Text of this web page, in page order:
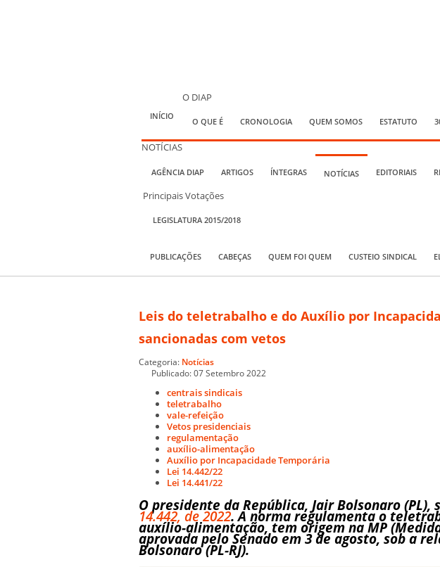
INÍCIO
O DIAP
O QUE É CRONOLOGIA QUEM SOMOS ESTATUTO
NOTÍCIAS
AGÊNCIA DIAP ARTIGOS ÍNTEGRAS NOTÍCIAS EDITORIAIS
Principais Votações
LEGISLATURA 2015/2018
PUBLICAÇÕES CABEÇAS QUEM FOI QUEM CUSTEIO SINDICAL
Leis do teletrabalho e do Auxílio por
sancionadas com vetos
Categoria: Notícias
Publicado: 07 Setembro 2022
centrais sindicais
teletrabalho
vale-refeição
Vetos presidenciais
regulamentação
auxílio-alimentação
Auxílio por Incapacidade Temporária
Lei 14.442/22
Lei 14.441/22
O presidente da República, Jair Bolsonaro (PL),
14.442, de 2022. A norma regulamenta o
auxílio-alimentação, tem origem na MP
aprovada pelo Senado em 3 de agosto, sob a
Bolsonaro (PL-RJ).